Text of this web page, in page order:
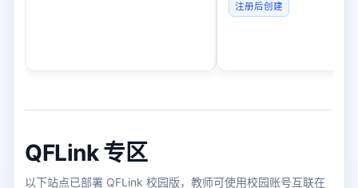
注册后创建
QFLink 专区
以下站点已部署 QFLink 校园版，教师可使用校园账号互联在